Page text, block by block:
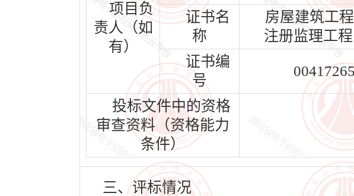
项目负
责人（如
有）
证书名
称
房屋建筑工
注册监理工
证书编
号
投标文件中的资格
审查资料（资格能力
条件）
三、评标情况